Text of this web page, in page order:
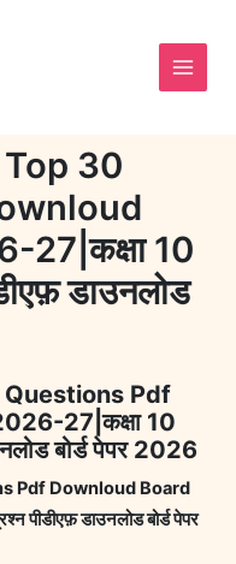
30
27|कक्षा 10
डाउनलोड
Pdf
27|कक्षा 10
बोर्ड पेपर 2026
Pdf Downloud Board
पीडीएफ़ डाउनलोड बोर्ड पेपर